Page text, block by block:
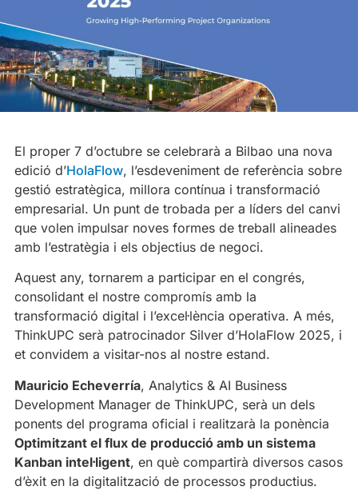
El proper 7 d’octubre se celebrarà a Bilbao una nova
edició d’HolaFlow, l’esdeveniment de referència sobre
gestió estratègica, millora contínua i transformació
empresarial. Un punt de trobada per a líders del canvi
que volen impulsar noves formes de treball alineades
amb l’estratègia i els objectius de negoci.
Aquest any, tornarem a participar en el congrés,
consolidant el nostre compromís amb la
transformació digital i l’excel·lència operativa. A més,
ThinkUPC serà patrocinador Silver d’HolaFlow 2025, i
et convidem a visitar-nos al nostre estand.
Mauricio Echeverría, Analytics & AI Business
Development Manager de ThinkUPC, serà un dels
ponents del programa oficial i realitzarà la ponència
Optimitzant el flux de producció amb un sistema
Kanban intel·ligent, en què compartirà diversos casos
d’èxit en la digitalització de processos productius.